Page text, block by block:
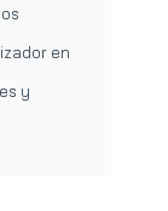
en
y